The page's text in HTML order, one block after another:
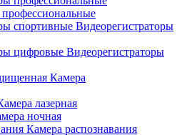
Видеорегистраторы
Видеорегистраторы
Камера
лазерная
ночная
Камера распознавания